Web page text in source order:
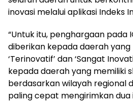
inovasi melalui aplikasi Indeks
“Untuk itu, penghargaan pada
diberikan kepada daerah
‘Terinovatif’ dan ‘Sangat
kepada daerah yang memiliki
berdasarkan wilayah regional
paling cepat mengirimkan dua